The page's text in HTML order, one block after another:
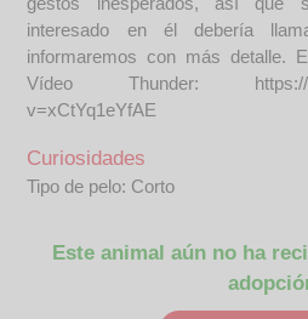
interesado en él debería
informaremos con más detalle.
Vídeo Thunder: https://
v=xCtYq1eYfAE
Curiosidades
Tipo de pelo: Corto
Este animal aún no ha